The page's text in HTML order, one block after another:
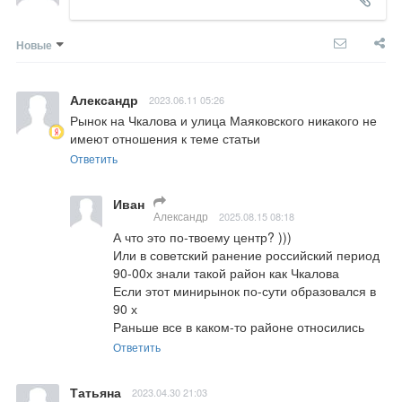
Новые
Александр 2023.06.11 05:26
Рынок на Чкалова и улица Маяковского никакого не
имеют отношения к теме статьи
Ответить
Иван
Александр 2025.08.15 08:18
А что это по-твоему центр? )))
Или в советский ранение российский период
90-00х знали такой район как Чкалова
Если этот минирынок по-сути образовался в
90 х
Раньше все в каком-то районе относились
Ответить
Татьяна 2023.04.30 21:03